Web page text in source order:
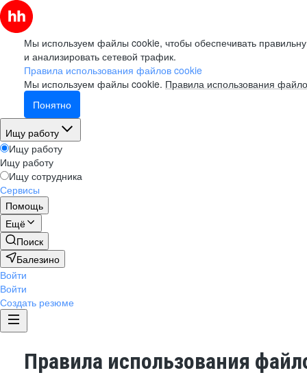
Мы используем файлы cookie, чтобы обеспечивать
и анализировать сетевой трафик.
Правила использования файлов cookie
Мы используем файлы cookie. Правила использования
Понятно
Ищу работу
Ищу работу
Ищу работу
Ищу сотрудника
Сервисы
Помощь
Ещё
Поиск
Балезино
Войти
Войти
Создать резюме
Правила использования